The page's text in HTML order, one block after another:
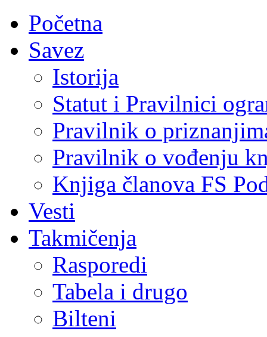
Početna
Savez
Istorija
Statut i Pravilnici
Pravilnik o
Pravilnik o vođenju
Knjiga članova FS
Vesti
Takmičenja
Rasporedi
Tabela i drugo
Bilteni